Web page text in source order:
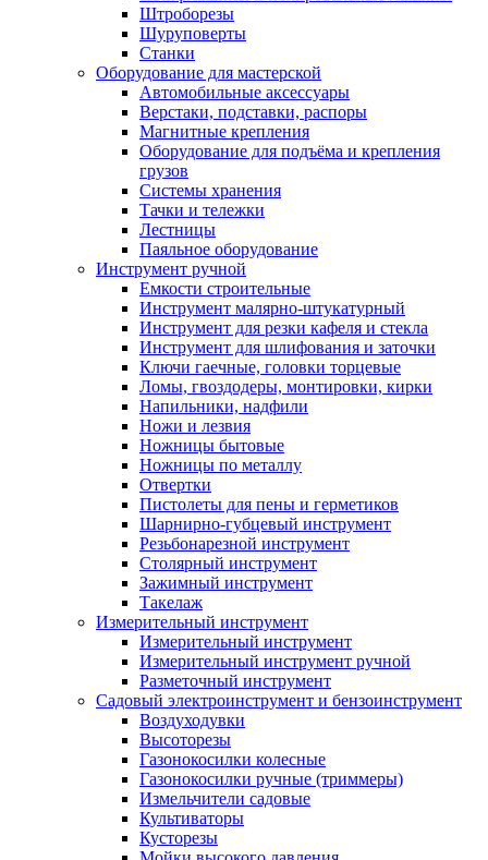
Штроборезы
Шуруповерты
Станки
Оборудование для мастерской
Автомобильные аксессуары
Верстаки, подставки, распоры
Магнитные крепления
Оборудование для подъёма и крепления
грузов
Системы хранения
Тачки и тележки
Лестницы
Паяльное оборудование
Инструмент ручной
Емкости строительные
Инструмент малярно-штукатурный
Инструмент для резки кафеля и стекла
Инструмент для шлифования и заточки
Ключи гаечные, головки торцевые
Ломы, гвоздодеры, монтировки, кирки
Напильники, надфили
Ножи и лезвия
Ножницы бытовые
Ножницы по металлу
Отвертки
Пистолеты для пены и герметиков
Шарнирно-губцевый инструмент
Резьбонарезной инструмент
Столярный инструмент
Зажимный инструмент
Такелаж
Измерительный инструмент
Измерительный инструмент
Измерительный инструмент ручной
Разметочный инструмент
Садовый электроинструмент и бензоинструмент
Воздуходувки
Высоторезы
Газонокосилки колесные
Газонокосилки ручные (триммеры)
Измельчители садовые
Культиваторы
Кусторезы